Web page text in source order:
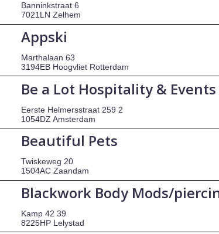
Banninkstraat 6
7021LN Zelhem
Appski
Marthalaan 63
3194EB Hoogvliet Rotterdam
Be a Lot Hospitality & Events
Eerste Helmersstraat 259 2
1054DZ Amsterdam
Beautiful Pets
Twiskeweg 20
1504AC Zaandam
Blackwork Body Mods/
Kamp 42 39
8225HP Lelystad